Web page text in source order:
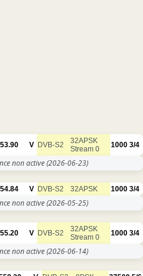
V DVB-S2
32APSK
Stream 0
1000 3/4
non active(2026-06-23)
V DVB-S2 32APSK 1000 3/4
non active(2026-05-25)
V DVB-S2
32APSK
Stream 0
1000 3/4
non active(2026-06-14)